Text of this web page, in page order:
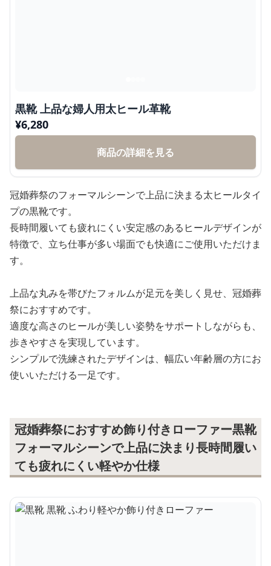
黒靴 上品な婦人用太ヒール革靴
¥6,280
商品の詳細を見る
冠婚葬祭のフォーマルシーンで上品に決まる太ヒールタイ
プの黒靴です。
長時間履いても疲れにくい安定感のあるヒールデザインが
特徴で、立ち仕事が多い場面でも快適にご使用いただけま
す。
上品な丸みを帯びたフォルムが足元を美しく見せ、冠婚葬
祭におすすめです。
適度な高さのヒールが美しい姿勢をサポートしながらも、
歩きやすさを実現しています。
シンプルで洗練されたデザインは、幅広い年齢層の方にお
使いいただける一足です。
冠婚葬祭におすすめ飾り付きローファー黒靴
フォーマルシーンで上品に決まり長時間履い
ても疲れにくい軽やか仕様